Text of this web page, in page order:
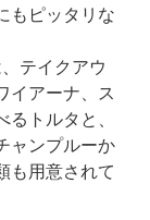
もピッタリな
テイクアウ
イアーナ、ス
トルタと、
ャンプルーか
も用意されて